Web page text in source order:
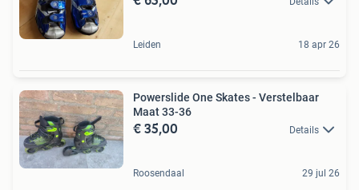
Leiden 18 apr 26
Powerslide One Skates - Verstelbaar
Maat 33-36
€ 35,00 Details
Roosendaal 29 jul 26